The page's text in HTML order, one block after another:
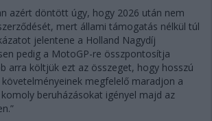
azért döntött úgy, hogy 2026 után nem
mert állami támogatás nélkül túl
jelentene a Holland Nagydíj
pedig a MotoGP-re összpontosítja
arra költjük ezt az összeget, hogy hosszú
megfelelő maradjon a
beruházásokat igényel majd az